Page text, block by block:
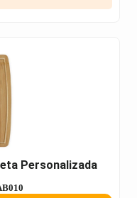
Personalizada